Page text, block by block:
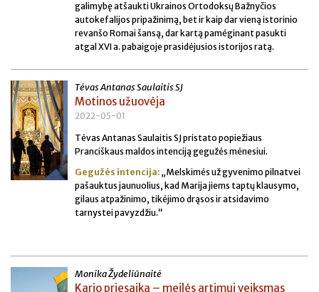
galimybę atšaukti Ukrainos Ortodoksų Bažnyčios
autokefalijos pripažinimą, bet ir kaip dar vieną istorinio
revanšo Romai šansą, dar kartą pamėginant pasukti
atgal XVI a. pabaigoje prasidėjusios istorijos ratą.
Tėvas Antanas Saulaitis SJ
Motinos užuovėja
2022-05-01
Tėvas Antanas Saulaitis SJ pristato popiežiaus
Pranciškaus maldos intenciją gegužės mėnesiui.
Gegužės intencija: „Melskimės už gyvenimo pilnatvei
pašauktus jaunuolius, kad Marija jiems taptų klausymo,
gilaus atpažinimo, tikėjimo drąsos ir atsidavimo
tarnystei pavyzdžiu.“
Monika Žydeliūnaitė
Kario priesaika – meilės artimui veiksmas